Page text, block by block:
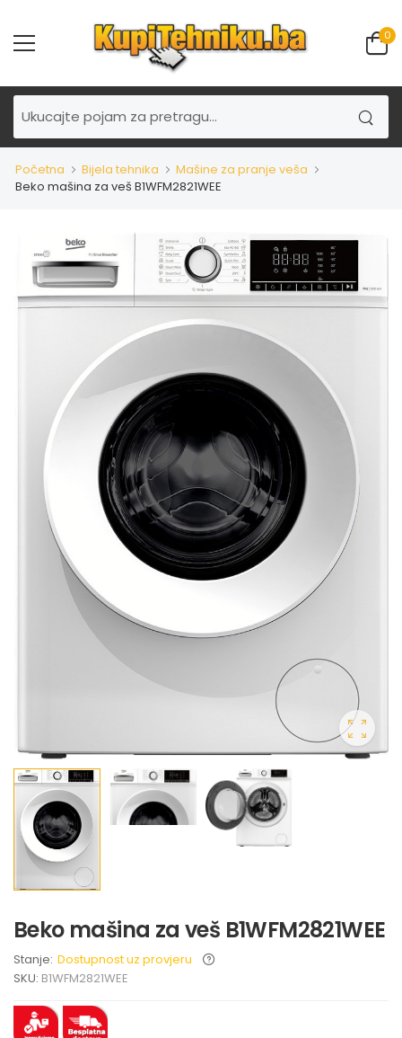
0
Početna Bijela tehnika
Mašine za pranje veša
Beko mašina za veš B1WFM2821WEE
Beko mašina za veš B1WFM2821WEE
Stanje: Dostupnost uz provjeru
SKU: B1WFM2821WEE